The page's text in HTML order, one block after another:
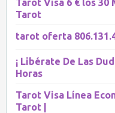
Tarot Visa 6 € los 30
Tarot
tarot oferta
¡ Libérate De Las
Horas
Tarot Visa Línea
Tarot |